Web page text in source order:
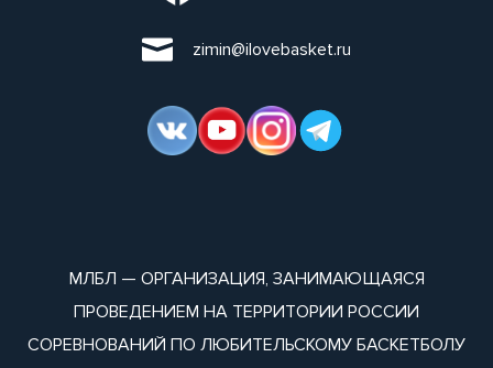
zimin@ilovebasket.ru
МЛБЛ — ОРГАНИЗАЦИЯ, ЗАНИМАЮЩАЯСЯ
ПРОВЕДЕНИЕМ НА ТЕРРИТОРИИ РОССИИ
СОРЕВНОВАНИЙ ПО ЛЮБИТЕЛЬСКОМУ БАСКЕТБОЛУ